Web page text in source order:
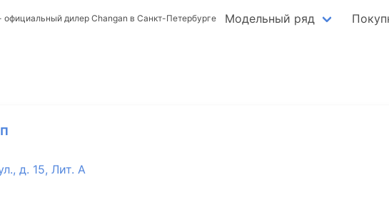
официальный дилер Changan в Санкт-Петербурге Модельный ряд
д. 15, Лит. А